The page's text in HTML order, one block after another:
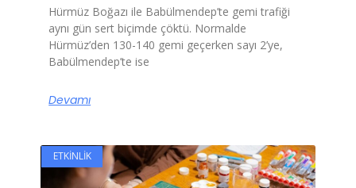
Hürmüz Boğazı ile Babülmendep’te gemi trafiği
aynı gün sert biçimde çöktü. Normalde
Hürmüz’den 130-140 gemi geçerken sayı 2’ye,
Babülmendep’te ise
Devamı
ETKINLIK